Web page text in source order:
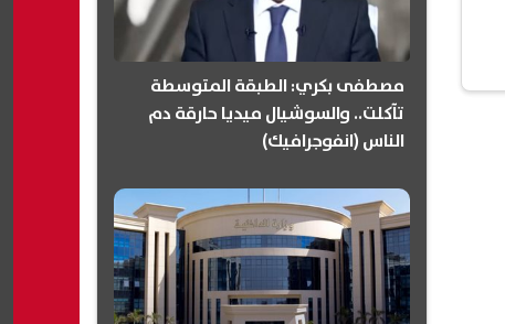
مصطفى بكري: الطبقة المتوسطة
تآكلت.. والسوشيال ميديا حارقة دم
الناس (انفوجرافيك)